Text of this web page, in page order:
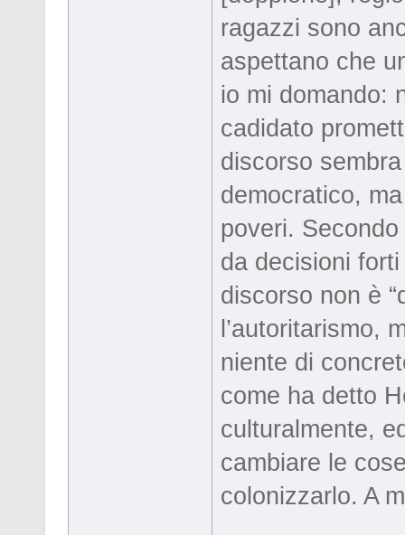
ragazzi sono
aspettano che
io mi domando:
cadidato
discorso
democratico,
poveri.
da decisioni
discorso non è
l’autoritarismo,
niente di
come ha detto
culturalmente,
cambiare le
colonizzarlo. A